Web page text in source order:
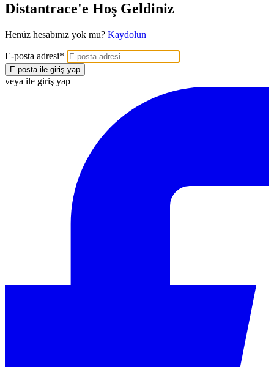
Distantrace'e Hoş Geldiniz
Henüz hesabınız yok mu? Kaydolun
E-posta adresi*
E-posta ile giriş yap
veya ile giriş yap